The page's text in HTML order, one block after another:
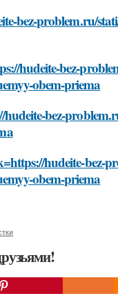
bez-problem.ru/
hudeite-bez-
obem-priema
bez-
hudeite-bez-
obem-priema